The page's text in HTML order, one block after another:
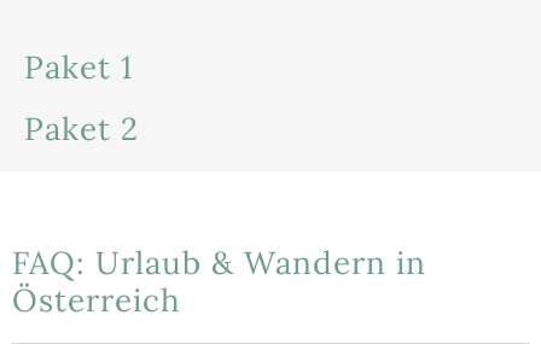
Paket 1
Paket 2
FAQ: Urlaub & Wandern in
Österreich